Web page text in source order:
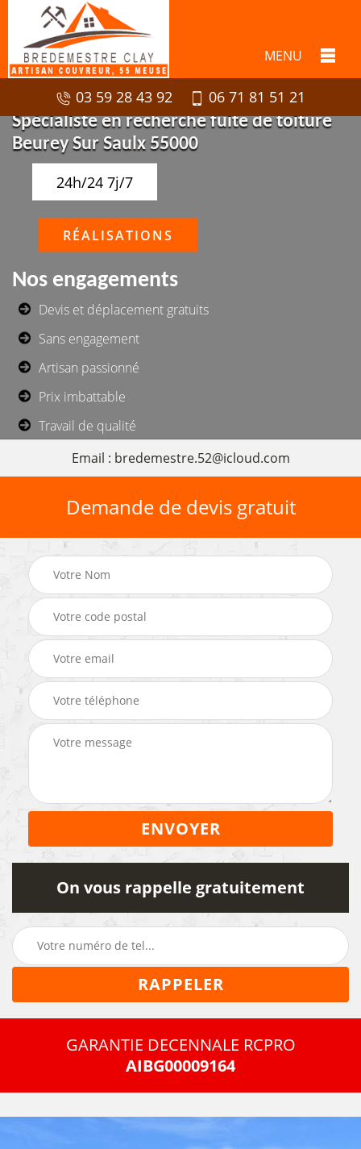
MENU
03 59 28 43 92
06 71 81 51 21
Spécialiste en recherche fuite de toiture
Beurey Sur Saulx 55000
24h/24 7j/7
RÉALISATIONS
Nos engagements
Devis et déplacement gratuits
Sans engagement
Artisan passionné
Prix imbattable
Travail de qualité
Email : bredemestre.52@icloud.com
Demande de devis gratuit
On vous rappelle gratuitement
GARANTIE DECENNALE RCPRO
AIBG00009164